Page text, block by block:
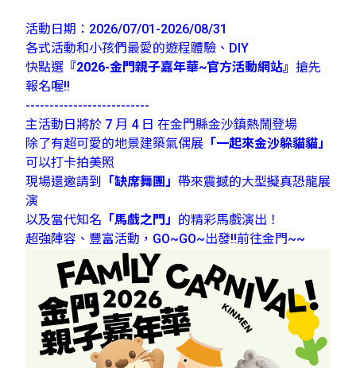
活動日期：2026/07/01-2026/08/31
各式活動和小孩們最愛的遊程體驗、DIY
快點選 『2026-金門親子嘉年華~官方活動網站』 搶先
報名喔!!
--------------------------
主活動日將於 7 月 4 日 在金門縣金沙鎮熱鬧登場
除了有超可愛的地景建築氣偶展 「一起來金沙躲貓貓」
可以打卡拍美照
現場還邀請到
「缺席舞團」 帶來震撼的大型擬真恐龍展
演
以及當代知名 「馬戲之門」 的精彩馬戲演出！
超強陣容、豐富活動，GO~GO~出發!!前往金門~~